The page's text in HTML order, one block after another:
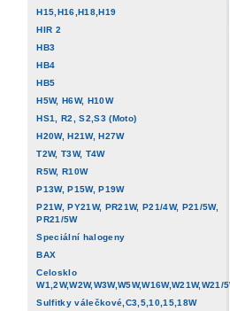
H15,H16,H18,H19
HIR 2
HB3
HB4
HB5
H5W, H6W, H10W
HS1, R2, S2,S3 (Moto)
H20W, H21W, H27W
T2W, T3W, T4W
R5W, R10W
P13W, P15W, P19W
P21W, PY21W, PR21W, P21/4W, P21/5W,
PR21/5W
Speciální halogeny
BAX
Celosklo
W1,2W,W2W,W3W,W5W,W16W,W21W,W21/
Sulfitky válečkové,C3,5,10,15,18W